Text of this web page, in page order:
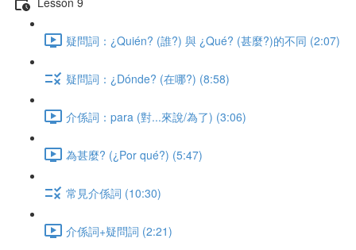
疑問詞：¿Quién? (誰?) 與 ¿Qué? (甚麼?)的不同 (2:07)
疑問詞：¿Dónde? (在哪?) (8:58)
介係詞：para (對...來說/為了) (3:06)
為甚麼? (¿Por qué?) (5:47)
常見介係詞 (10:30)
介係詞+疑問詞 (2:21)